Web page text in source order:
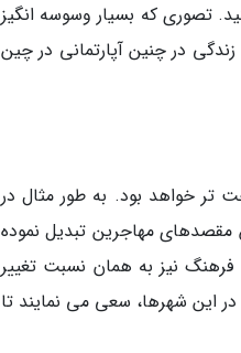
می کنید. تصوری که بسیار وسوسه انگیز
در چنین آپارتمانی در چین
تر خواهد بود. به طور مثال در
مقصدهای مهاجرین تبدیل نموده
نیز به همان نسبت تغییر
این شهرها، سعی می نمایند تا